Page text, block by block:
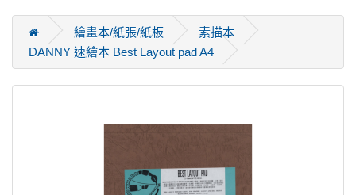
繪畫本/紙張/紙板
素描本
DANNY 速繪本 Best Layout pad A4